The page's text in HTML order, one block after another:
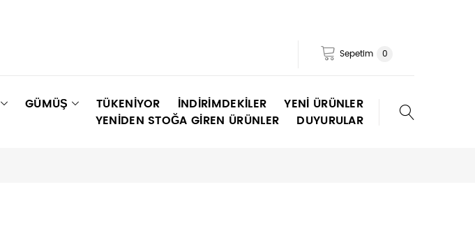
Sepetim 0
GÜMÜŞ TÜKENIYOR İNDIRIMDEKILER
YENI ÜRÜNLER
YENIDEN STOĞA GIREN ÜRÜNLER
DUYURULAR